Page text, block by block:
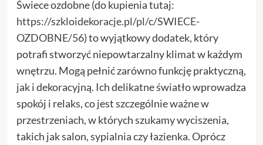
Świece ozdobne (do kupienia tutaj:
https://szkloidekoracje.pl/pl/c/SWIECE-
OZDOBNE/56) to wyjątkowy dodatek, który
potrafi stworzyć niepowtarzalny klimat w każdym
wnętrzu. Mogą pełnić zarówno funkcję praktyczną,
jak i dekoracyjną. Ich delikatne światło wprowadza
spokój i relaks, co jest szczególnie ważne w
przestrzeniach, w których szukamy wyciszenia,
takich jak salon, sypialnia czy łazienka. Oprócz